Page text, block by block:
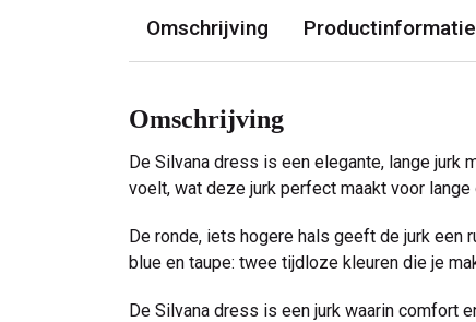
Omschrijving Productinformatie
Omschrijving
De Silvana dress is een elegante, lange
voelt, wat deze jurk perfect maakt voor lange
De ronde, iets hogere hals geeft de jurk een
blue en taupe: twee tijdloze kleuren die je
De Silvana dress is een jurk waarin comfort